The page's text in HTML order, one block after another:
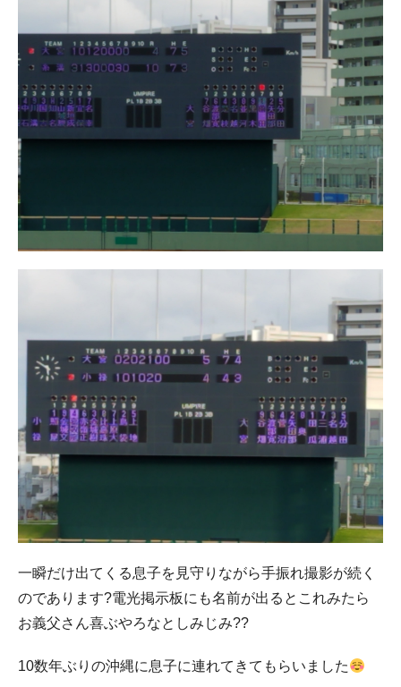
一瞬だけ出てくる息子を見守りながら手振れ撮影が続く
のであります?電光掲示板にも名前が出るとこれみたら
お義父さん喜ぶやろなとしみじみ??
10数年ぶりの沖縄に息子に連れてきてもらいました